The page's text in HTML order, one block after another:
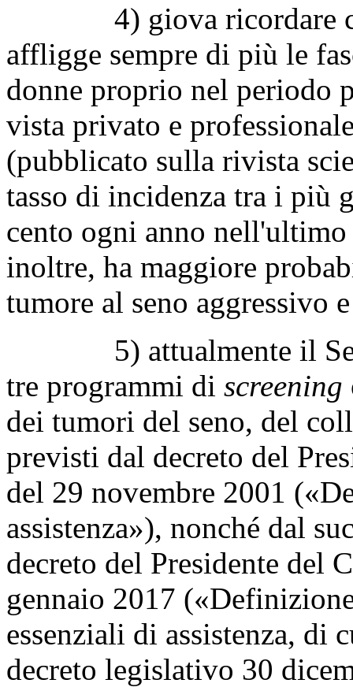
4) giova ricordare
affligge sempre di più le
donne proprio nel periodo
vista privato e
(pubblicato sulla rivista
tasso di incidenza tra i più
cento ogni anno
inoltre, ha maggiore
tumore al seno aggressivo
5) attualmente il
tre programmi di screening
dei tumori del seno, del
previsti dal decreto del
del 29 novembre 2001
assistenza»), nonché dal
decreto del Presidente del
gennaio 2017
essenziali di assistenza, di
decreto legislativo 30